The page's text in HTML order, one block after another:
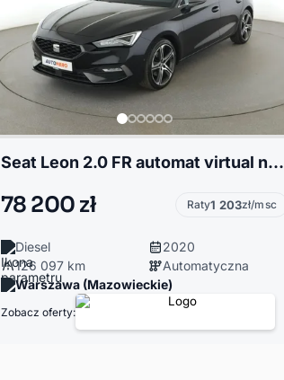
Seat Leon 2.0 FR automat virtual navi FullLED ACC grzane fotele BeatAudio
78 200 zł Raty1 203zł/msc
Diesel
2020
126 097 km
Automatyczna
Warszawa (Mazowieckie)
Zobacz oferty: